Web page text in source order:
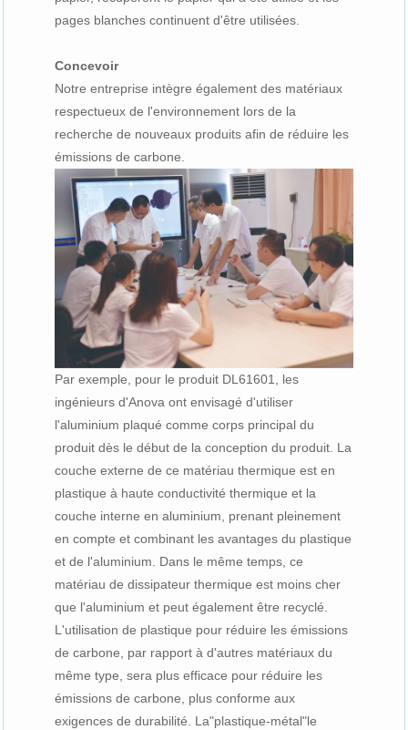
pages blanches continuent d'être utilisées.
Concevoir
Notre entreprise intègre également des matériaux
respectueux de l'environnement lors de la
recherche de nouveaux produits afin de réduire les
émissions de carbone.
Par exemple, pour le produit DL61601, les
ingénieurs d'Anova ont envisagé d'utiliser
l'aluminium plaqué comme corps principal du
produit dès le début de la conception du produit. La
couche externe de ce matériau thermique est en
plastique à haute conductivité thermique et la
couche interne en aluminium, prenant pleinement
en compte et combinant les avantages du plastique
et de l'aluminium. Dans le même temps, ce
matériau de dissipateur thermique est moins cher
que l'aluminium et peut également être recyclé.
L'utilisation de plastique pour réduire les émissions
de carbone, par rapport à d'autres matériaux du
même type, sera plus efficace pour réduire les
émissions de carbone, plus conforme aux
exigences de durabilité. La"plastique-métal"le